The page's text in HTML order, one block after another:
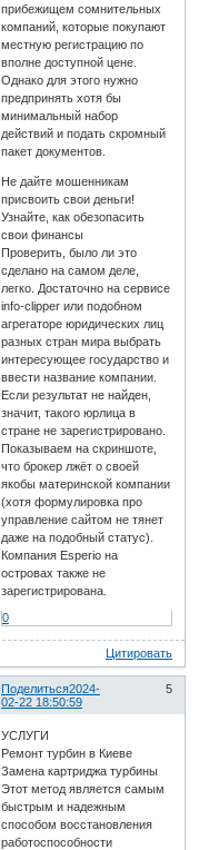
прибежищем сомнительных
компаний, которые покупают
местную регистрацию по
вполне доступной цене.
Однако для этого нужно
предпринять хотя бы
минимальный набор
действий и подать скромный
пакет документов.
Не дайте мошенникам
присвоить свои деньги!
Узнайте, как обезопасить
свои финансы
Проверить, было ли это
сделано на самом деле,
легко. Достаточно на сервисе
info-clipper или подобном
агрегаторе юридических лиц
разных стран мира выбрать
интересующее государство и
ввести название компании.
Если результат не найден,
значит, такого юрлица в
стране не зарегистрировано.
Показываем на скриншоте,
что брокер лжёт о своей
якобы материнской компании
(хотя формулировка про
управление сайтом не тянет
даже на подобный статус).
Компания Esperio на
островах также не
зарегистрирована.
0
Цитировать
Поделиться 5
2024-
02-22 18:50:59
УСЛУГИ
Ремонт турбин в Киеве
Замена картриджа турбины
Этот метод является самым
быстрым и надежным
способом восстановления
работоспособности